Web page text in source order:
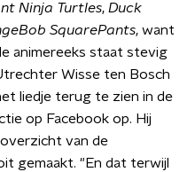
Ninja Turtles, Duck
SquarePants, want
animereeks staat stevig
Wisse ten Bosch
liedje terug te zien in de
op Facebook op. Hij
van de
gemaakt. "En dat terwijl